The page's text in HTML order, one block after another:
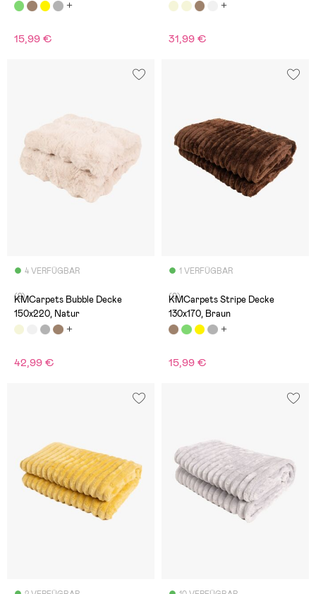
15,99 € 31,99 €
4 VERFÜGBAR
(2)
KMCarpets Bubble Decke
150x220, Natur
42,99 €
1 VERFÜGBAR
(0)
KMCarpets Stripe Decke
130x170, Braun
15,99 €